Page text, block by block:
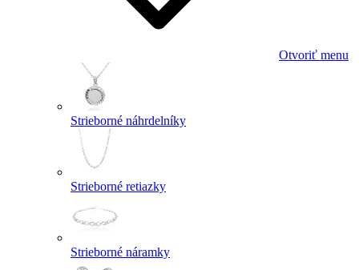
Otvoriť menu
Strieborné náhrdelníky
Strieborné retiazky
Strieborné náramky